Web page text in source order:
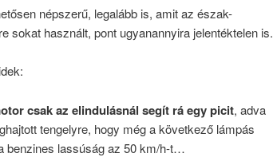
népszerű, legalább is, amit az észak-
sokat használt, pont ugyanannyira jelentéktelen is.
csak az elindulásnál segít rá egy picit, adva
tengelyre, hogy még a következő lámpás
benzines lassúság az 50 km/h-t…